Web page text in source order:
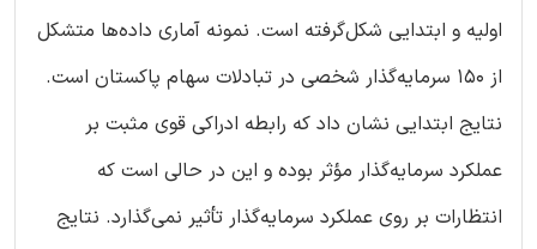
اولیه و ابتدایی شکل‌گرفته است. نمونه آماری داده‌ها متشکل
از 150 سرمایه‌گذار شخصی در تبادلات سهام پاکستان است.
نتایج ابتدایی نشان داد که رابطه ادراکی قوی مثبت بر
عملکرد سرمایه‌گذار مؤثر بوده و این در حالی است که
انتظارات بر روی عملکرد سرمایه‌گذار تأثیر نمی‌گذارد. نتایج